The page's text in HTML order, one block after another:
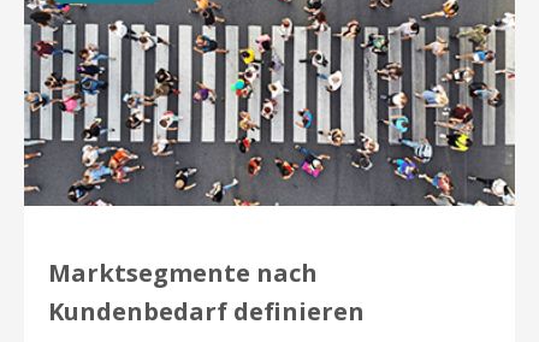
Marktsegmente nach
Kundenbedarf definieren